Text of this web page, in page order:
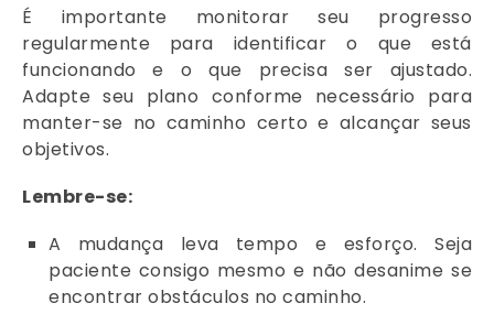
É importante monitorar seu progresso
regularmente para identificar o que está
funcionando e o que precisa ser ajustado.
Adapte seu plano conforme necessário para
manter-se no caminho certo e alcançar seus
objetivos.
Lembre-se:
A mudança leva tempo e esforço. Seja
paciente consigo mesmo e não desanime se
encontrar obstáculos no caminho.